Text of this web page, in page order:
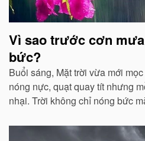
Vì sao trước cơn
bức?
Buổi sáng, Mặt trời vừa mới
nóng nực, quạt quay tít nhưng
nhại. Trời không chỉ nóng bức
chính là dấu hiệu bắt đẩu của